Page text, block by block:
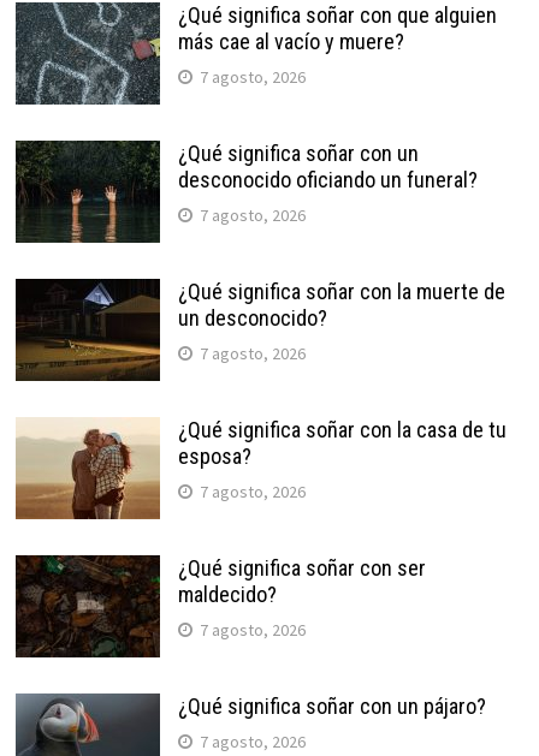
¿Qué significa soñar con que alguien
más cae al vacío y muere?
7 agosto, 2026
¿Qué significa soñar con un
desconocido oficiando un funeral?
7 agosto, 2026
¿Qué significa soñar con la muerte de
un desconocido?
7 agosto, 2026
¿Qué significa soñar con la casa de tu
esposa?
7 agosto, 2026
¿Qué significa soñar con ser
maldecido?
7 agosto, 2026
¿Qué significa soñar con un pájaro?
7 agosto, 2026